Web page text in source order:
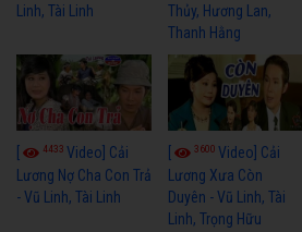
Linh, Tài Linh
Thủy, Hương Lan,
Thanh Hằng
4433 Video] Cải
Lương Nợ Cha Con Trả
- Vũ Linh, Tài Linh
3600Video] Cải
Lương Xưa Còn
Duyên - Vũ Linh, Tài
Linh, Trọng Hữu